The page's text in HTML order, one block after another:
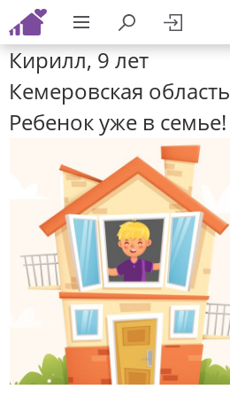
Кирилл, 9 лет
Кемеровская область
Ребенок уже в семье!